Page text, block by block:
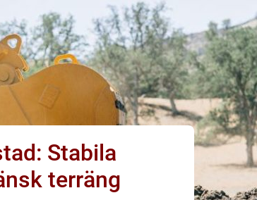
Stabila
terräng